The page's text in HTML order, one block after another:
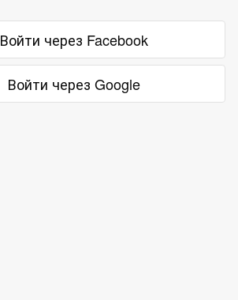
Войти через Facebook
Войти через Google